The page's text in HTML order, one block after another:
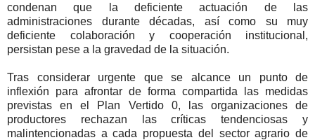
condenan que la deficiente actuación de las
administraciones durante décadas, así como su muy
deficiente colaboración y cooperación institucional,
persistan pese a la gravedad de la situación.
Tras considerar urgente que se alcance un punto de
inflexión para afrontar de forma compartida las medidas
previstas en el Plan Vertido 0, las organizaciones de
productores rechazan las críticas tendenciosas y
malintencionadas a cada propuesta del sector agrario de